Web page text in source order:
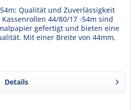
Qualität und Zuverlässigkeit
44/80/17 -54m sind
gefertigt und bieten eine
Mit einer Breite von 44mm,
Details